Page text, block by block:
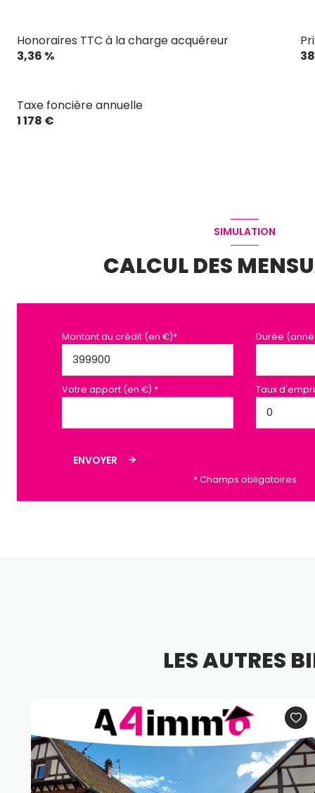
Honoraires TTC à la charge acquéreur
3,36 %
Taxe foncière annuelle
1 178 €
SIMULATION
CALCUL DES
Montant du crédit (en €)* Durée
Votre apport (en €) * Taux
ENVOYER
* Champs obligatoires
LES AUTRES